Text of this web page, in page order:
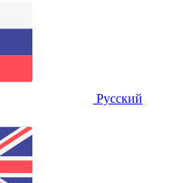
Русский